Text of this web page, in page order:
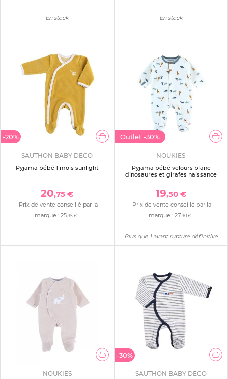
En stock En stock
-20%
SAUTHON BABY DECO
Pyjama bébé 1 mois sunlight
20,75 €
Prix de vente conseillé par la
marque :25,95 €
Outlet -30%
NOUKIES
Pyjama bébé velours blanc
dinosaures et girafes naissance
19,50 €
Prix de vente conseillé par la
marque : 27,90 €
Plus que 1 avant rupture définitive
NOUKIES
-30%
SAUTHON BABY DECO